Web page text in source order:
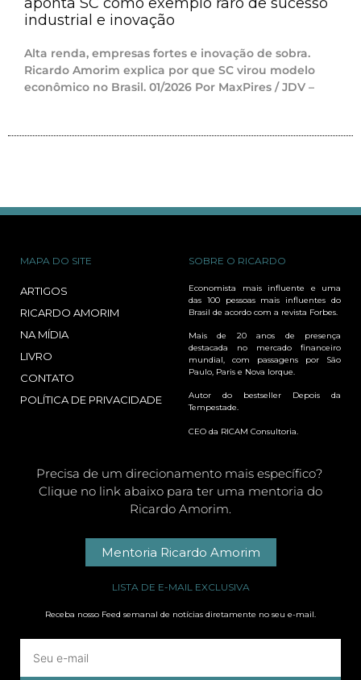
industrial e inovação
Alta renda, empresas fortes e inovação de sobra.
Ricardo Amorim explica por que SC virou modelo
econômico no Brasil. 01/2026 Por MaxPires / JDV –
MAPA DO SITE
ARTIGOS
RICARDO AMORIM
NA MÍDIA
LIVRO
CONTATO
POLÍTICA DE PRIVACIDADE
SOBRE O RICARDO
Economista mais influente e uma
das 100 pessoas mais influentes do
Brasil de acordo com a revista Forbes.
Mais de 20 anos de presença
destacada no mercado financeiro
mundial, com passagens por São
Paulo, Paris e Nova Iorque.
Autor do bestseller Depois da
Tempestade.
CEO da RICAM Consultoria.
Precisa de um direcionamento mais específico?
Clique no link abaixo para ter uma mentoria do
Ricardo Amorim.
Mentoria Ricardo Amorim
LISTA DE E-MAIL EXCLUSIVA
Receba nosso Feed semanal de notícias diretamente no seu e-mail.